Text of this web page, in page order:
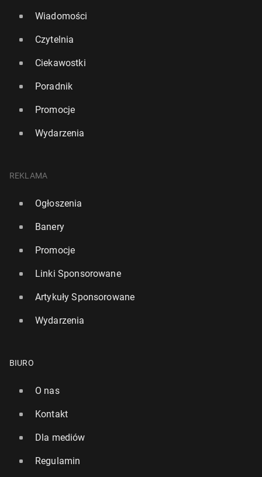
Wiadomości
Czytelnia
Ciekawostki
Poradnik
Promocje
Wydarzenia
REKLAMA
Ogłoszenia
Banery
Promocje
Linki Sponsorowane
Artykuły Sponsorowane
Wydarzenia
BIURO
O nas
Kontakt
Dla mediów
Regulamin